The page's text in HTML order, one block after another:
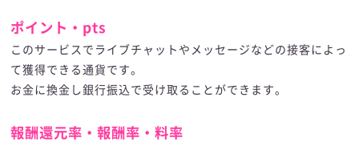
ポイント・pts
このサービスでライブチャットやメッセージなどの接客によっ
て獲得できる通貨です。
お金に換金し銀行振込で受け取ることができます。
報酬還元率・報酬率・料率